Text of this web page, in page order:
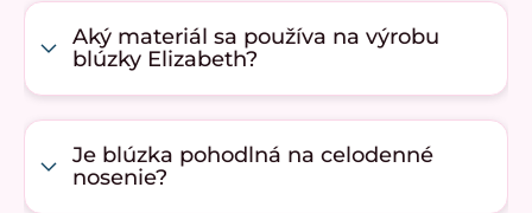
Aký materiál sa používa na výrobu
blúzky Elizabeth?
Je blúzka pohodlná na celodenné
nosenie?